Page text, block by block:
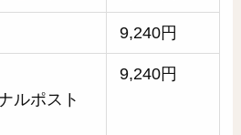
9,240円
ルポスト
9,240円